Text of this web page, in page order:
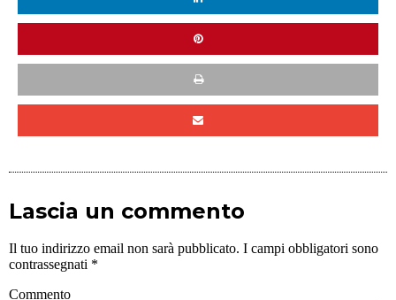
Lascia un commento
Il tuo indirizzo email non sarà pubblicato. I campi obbligatori sono
contrassegnati *
Commento